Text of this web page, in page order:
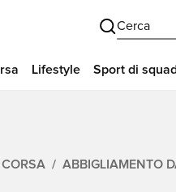
Cerca
Lifestyle Sport di
ABBIGLIAMENTO